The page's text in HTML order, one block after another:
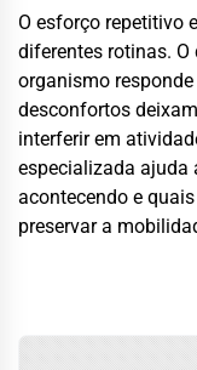
O esforço repetitivo
diferentes rotinas.
organismo
desconfortos
interferir em
especializada ajuda
acontecendo e
preservar a